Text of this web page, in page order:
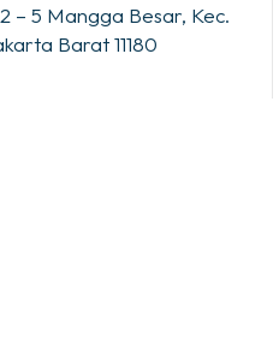
– 5 Mangga Besar, Kec.
Barat 11180